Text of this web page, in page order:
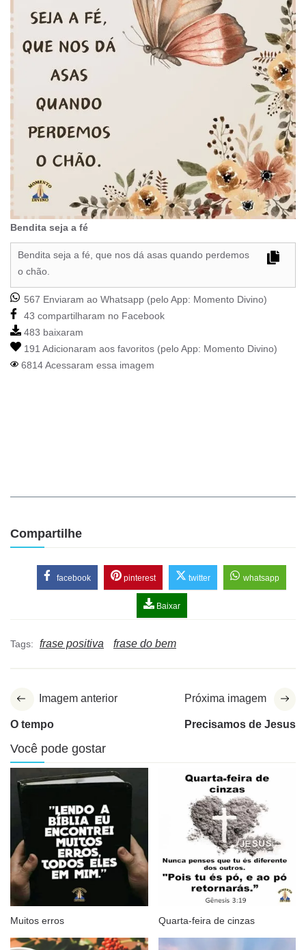
Bendita seja a fé
Bendita seja a fé, que nos dá asas quando perdemos
o chão.
567 Enviaram ao Whatsapp (pelo App: Momento Divino)
43 compartilharam no Facebook
483 baixaram
191 Adicionaram aos favoritos (pelo App: Momento Divino)
6814 Acessaram essa imagem
Compartilhe
facebook pinterest twitter whatsapp
Baixar
Tags: frase positiva frase do bem
Imagem anterior
O tempo
Próxima imagem
Precisamos de Jesus
Você pode gostar
Muitos erros Quarta-feira de cinzas